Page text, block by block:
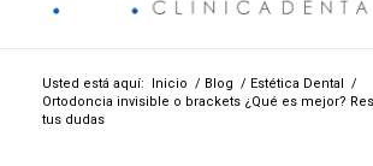
Usted está aquí: Inicio / Blog / Estética Dental /
Ortodoncia invisible o brackets ¿Qué es mejor?
tus dudas